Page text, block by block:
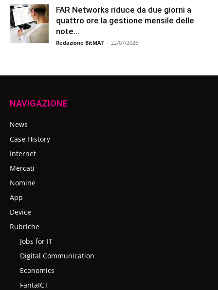
FAR Networks riduce da due giorni a
quattro ore la gestione mensile delle
note...
Redazione BitMAT - 22/07/2026
NAVIGAZIONE
News
Case History
Internet
Mercati
Nomine
App
Device
Rubriche
Jobs for IT
Digital Communication
Economics
FantaICT